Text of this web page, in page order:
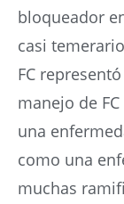
bloqueador
casi
FC
manejo de
una
como una
muchas